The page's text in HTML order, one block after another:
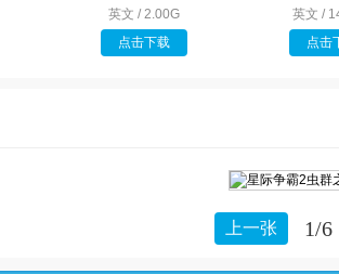
英文 / 2.00G
点击下载
英文 /
点击
上一张 1/6